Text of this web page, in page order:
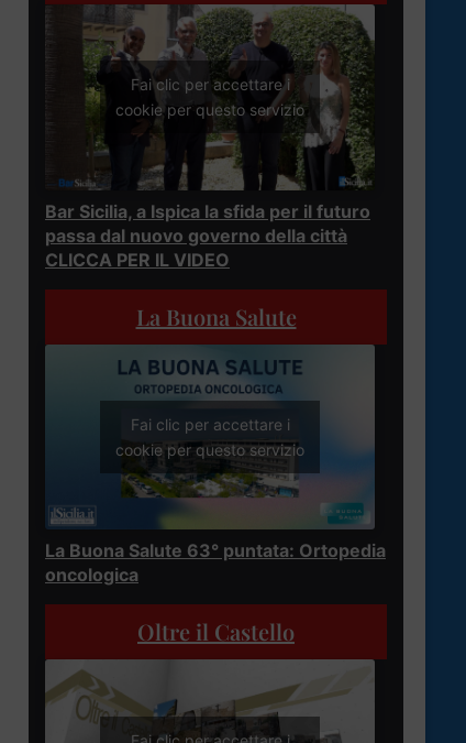
Fai clic per accettare i
cookie per questo servizio
Bar Sicilia, a Ispica la sfida per il futuro
passa dal nuovo governo della città
CLICCA PER IL VIDEO
La Buona Salute
Fai clic per accettare i
cookie per questo servizio
La Buona Salute 63° puntata: Ortopedia
oncologica
Oltre il Castello